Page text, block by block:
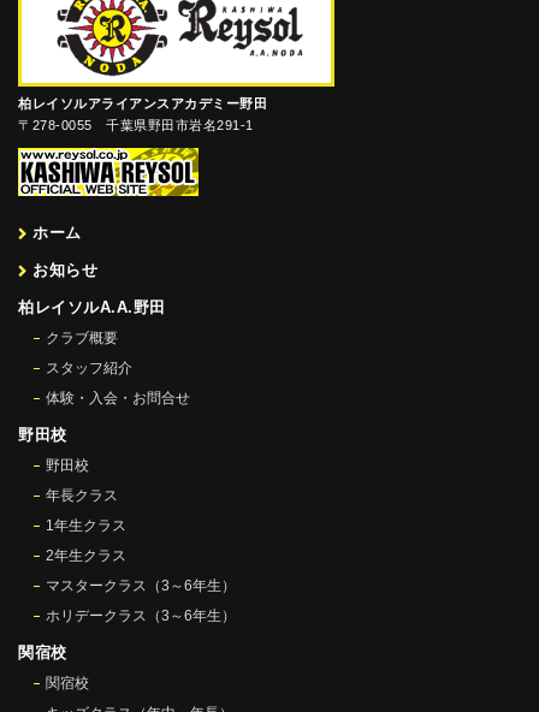
柏レイソルアライアンスアカデミー野田
〒278-0055 千葉県野田市岩名291-1
ホーム
お知らせ
柏レイソルA.A.野田
クラブ概要
スタッフ紹介
体験・入会・お問合せ
野田校
野田校
年長クラス
1年生クラス
2年生クラス
マスタークラス（3～6年生）
ホリデークラス（3～6年生）
関宿校
関宿校